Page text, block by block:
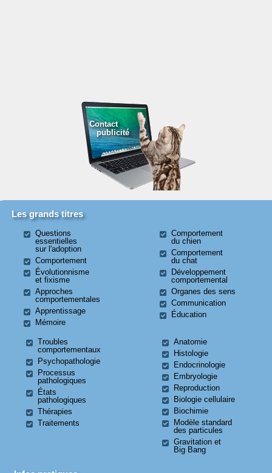
Contact
publicité
Les grands titres
Questions
essentielles
sur l'adoption
Comportement
Évolutionnisme
et fixisme
Approches
comportementales
Apprentissage
Mémoire
Comportement
du chien
Comportement
du chat
Développement
comportemental
Organes des sens
Communication
Éducation
Troubles
comportementaux
Psychopathologie
Processus
pathologiques
États
pathologiques
Thérapies
Traitements
Anatomie
Histologie
Endocrinologie
Embryologie
Reproduction
Biologie cellulaire
Biochimie
Modèle standard
des particules
Gravitation et
Big Bang